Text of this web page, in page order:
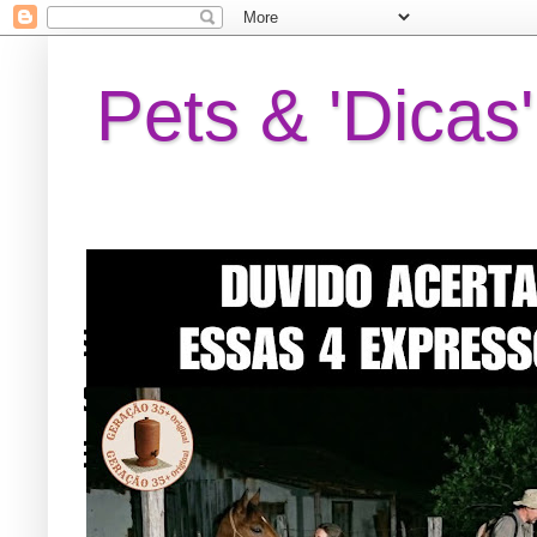
Pets & 'Dicas'